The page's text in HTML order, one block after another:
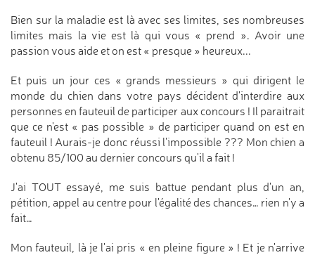
Bien sur la maladie est là avec ses limites, ses nombreuses
limites mais la vie est là qui vous « prend ». Avoir une
passion vous aide et on est « presque » heureux...
Et puis un jour ces « grands messieurs » qui dirigent le
monde du chien dans votre pays décident d'interdire aux
personnes en fauteuil de participer aux concours ! Il paraitrait
que ce n'est « pas possible » de participer quand on est en
fauteuil ! Aurais-je donc réussi l'impossible ??? Mon chien a
obtenu 85/100 au dernier concours qu'il a fait !
J'ai TOUT essayé, me suis battue pendant plus d'un an,
pétition, appel au centre pour l'égalité des chances… rien n'y a
fait…
Mon fauteuil, là je l'ai pris « en pleine figure » ! Et je n'arrive